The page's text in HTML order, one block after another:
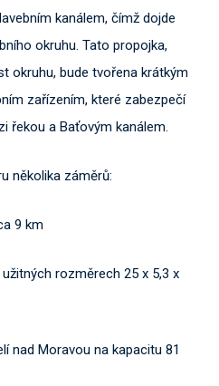
kanálem, čímž dojde
okruhu. Tato propojka,
okruhu, bude tvořena krátkým
zařízením, které zabezpečí
řekou a Baťovým kanálem.
několika záměrů:
9 km
rozměrech 25 x 5,3 x
Moravou na kapacitu 81